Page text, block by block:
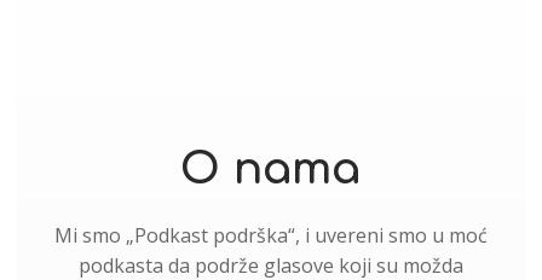
O nama
Mi smo „Podkast podrška“, i uvereni smo u moć
podkasta da podrže glasove koji su možda